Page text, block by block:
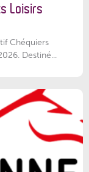
Loisirs
Chéquiers
Destiné...